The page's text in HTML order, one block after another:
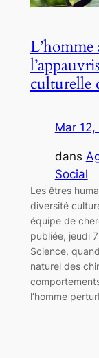
L’homme
culturelle
Mar 12,
dans
Social
Les êtres
diversité
équipe de
publiée, jeudi
Science,
naturel des
l’homme